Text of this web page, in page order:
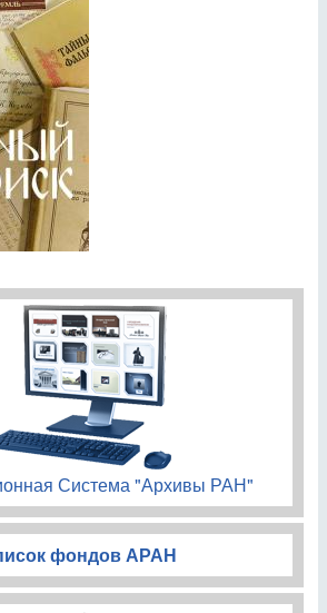
Система "Архивы РАН"
фондов АРАН